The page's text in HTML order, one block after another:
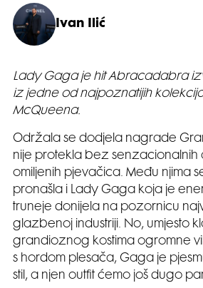
Ivan Ilić
Lady Gaga je hit Abracadabra
iz jedne od najpoznatijih
McQueena.
Održala se dodjela nagrade
nije protekla bez senzacionalnih
omiljenih pjevačica. Među njima
pronašla i Lady Gaga koja je
truneje donijela na pozornicu
glazbenoj industriji. No, umjesto
grandioznog kostima ogromne
s hordom plesača, Gaga je
stil, a njen outfit ćemo još dugo